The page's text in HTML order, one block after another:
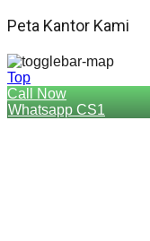
Peta Kantor Kami
Top
Call Now
Whatsapp CS1